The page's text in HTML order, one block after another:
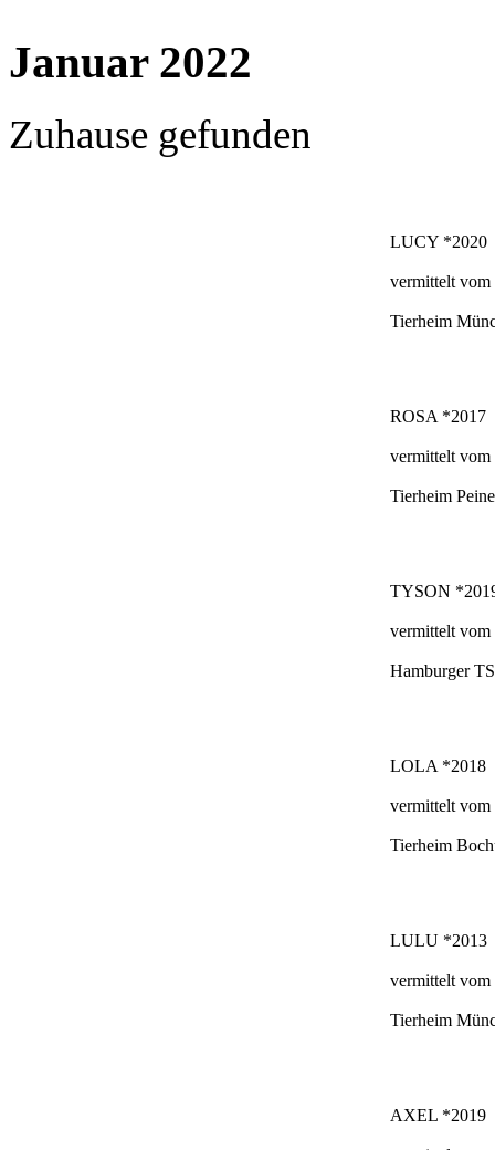
Januar 2022
Zuhause gefunden
LUCY *2020
vermittelt vom
Tierheim
ROSA *2017
vermittelt vom
Tierheim Peine
TYSON
vermittelt vom
Hamburger
LOLA *2018
vermittelt vom
Tierheim
LULU *2013
vermittelt vom
Tierheim
AXEL *2019